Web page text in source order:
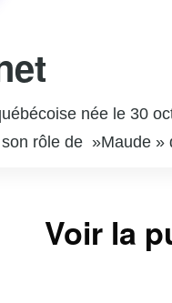
née le 30
rôle de »Maude
sociales,
de sensibiliser ses
Voir la